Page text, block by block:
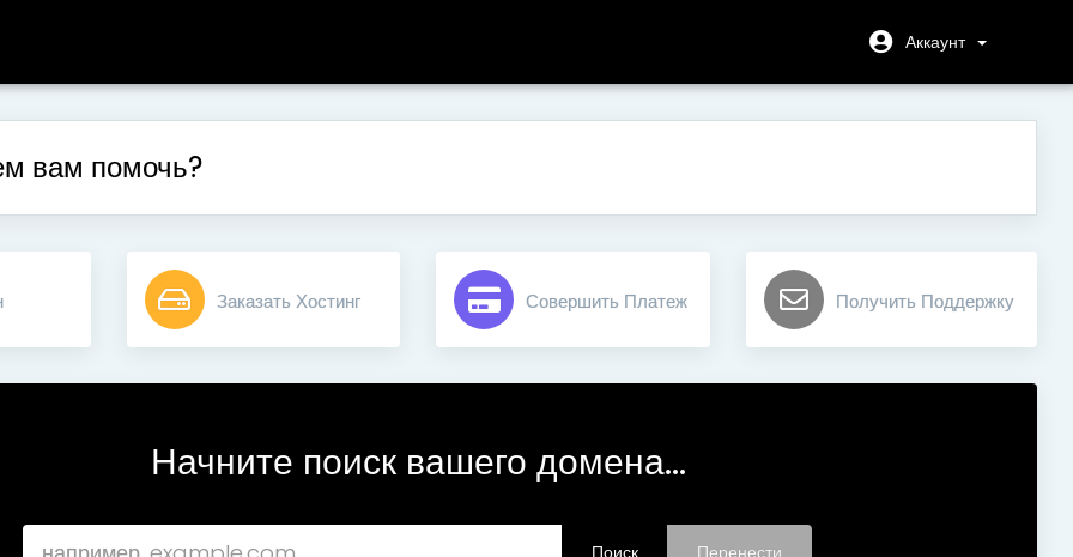
Аккаунт
вам помочь?
Заказать Хостинг Совершить Платеж Получить Поддержку
Начните поиск вашего домена...